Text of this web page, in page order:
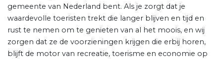
gemeente van Nederland bent. Als je zorgt dat je
waardevolle toeristen trekt die langer blijven en tijd en
rust te nemen om te genieten van al het moois, en wij
zorgen dat ze de voorzieningen krijgen die erbij horen,
blijft de motor van recreatie, toerisme en economie op